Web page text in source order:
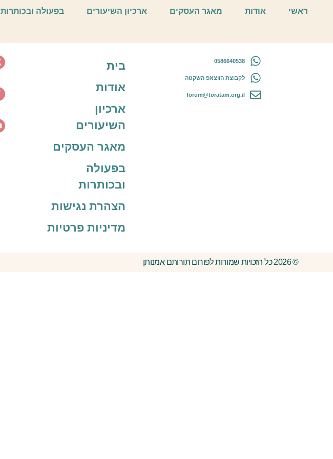
ראשי אודות מאגר העסקים ארכיון השיעורים בפעולה ובכותרותתתהלל- תכשיטים ומטפחות
0586640538
לקבוצת הווצאפ השקטה
forum@toratam.org.il
בית
אודות
ארכיון
השיעורים
מאגר העסקים
בפעולה
ובכותרות
הצהרת נגישות
מדיניות פרטיות
© 2026 כל הזכויות שמורות לפורום תורותם אמנותן